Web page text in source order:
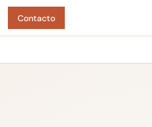
Contacto